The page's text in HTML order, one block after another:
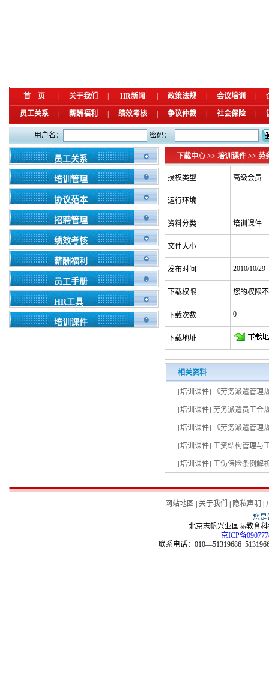
首 页 关于我们 HR新闻 政策法规 会议培训
员工关系 薪酬福利 绩效考核 争议仲裁 社会保险
用户名： 密码：
员工关系
培训管理
协议范本
招聘管理
绩效考核
薪酬福利
员工手册
HR工具
培训课件
下载中心 >> 培训课件 >>
授权类型 高级会员
运行环境
资料分类 培训课件
文件大小
发布时间 2010/10/29
下载权限 您的权限
下载次数 0
下载地址
相关资料
[培训课件] 《劳务派遣管理
[培训课件] 劳务派遣员工合
[培训课件] 《劳务派遣管理
[培训课件] 工资结构管理与
[培训课件] 工伤保险条例解
网站地图 关于我们 隐私声明
您
北京志帆兴业国际教育
京ICP备
联系电话：010—51319686